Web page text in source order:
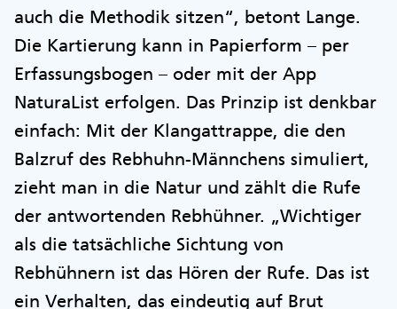
auch die Methodik sitzen“, betont Lange.
Die Kartierung kann in Papierform – per
Erfassungsbogen – oder mit der App
NaturaList erfolgen. Das Prinzip ist denkbar
einfach: Mit der Klangattrappe, die den
Balzruf des Rebhuhn-Männchens simuliert,
zieht man in die Natur und zählt die Rufe
der antwortenden Rebhühner. „Wichtiger
als die tatsächliche Sichtung von
Rebhühnern ist das Hören der Rufe. Das ist
ein Verhalten, das eindeutig auf Brut